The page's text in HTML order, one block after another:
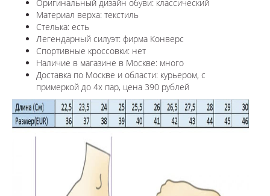
Оригинальный дизайн обуви: классический
Материал верха: текстиль
Стелька: есть
Легендарный силуэт: фирма Конверс
Спортивные кроссовки: нет
Наличие в магазине в Москве: много
Доставка по Москве и области: курьером, с
примеркой до 4х пар, цена 390 рублей